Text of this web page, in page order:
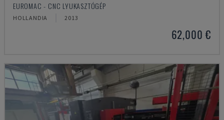
EUROMAC - CNC LYUKASZTÓGÉP
HOLLANDIA 2013
62,000 €